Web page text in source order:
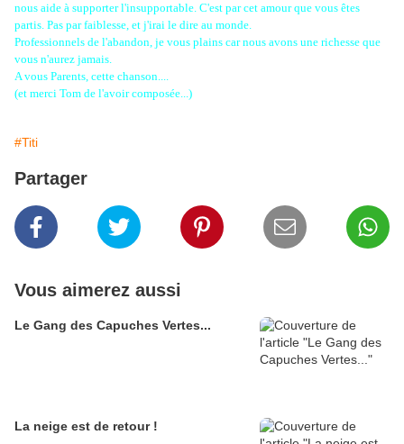
nous aide à supporter l'insupportable. C'est par cet amour que vous êtes
partis. Pas par faiblesse, et j'irai le dire au monde.
Professionnels de l'abandon, je vous plains car nous avons une richesse que
vous n'aurez jamais.
A vous Parents, cette chanson....
(et merci Tom de l'avoir composée...)
#Titi
Partager
Vous aimerez aussi
Le Gang des Capuches Vertes...
La neige est de retour !